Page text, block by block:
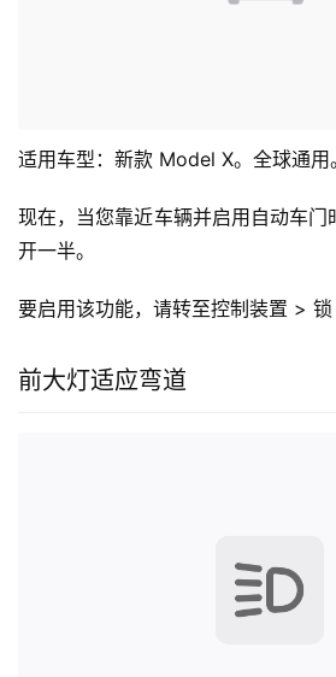
适用车型：新款 Model X。全球通用。
现在，当您靠近车辆并启用自动车
开一半。
要启用该功能，请转至控制装置 > 锁
前大灯适应弯道